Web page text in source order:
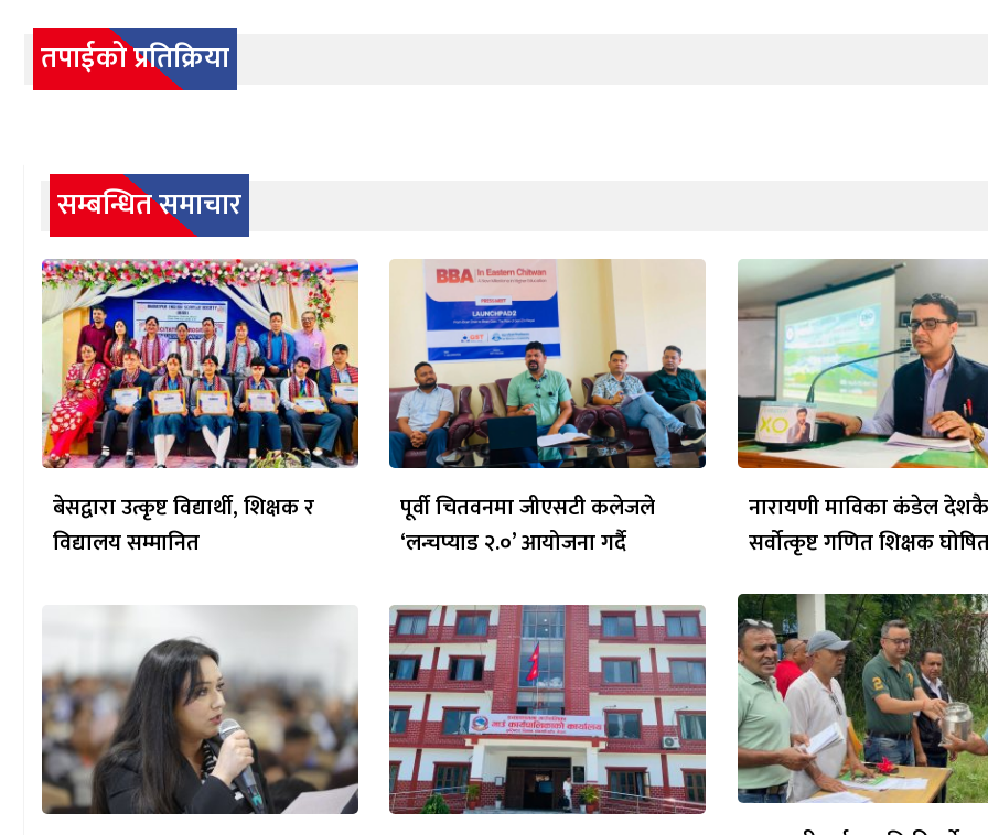
तपाईको प्रतिक्रिया
सम्बन्धित समाचार
बेसद्वारा उत्कृष्ट विद्यार्थी, शिक्षक र
विद्यालय सम्मानित
पूर्वी चितवनमा जीएसटी कलेजले
‘लन्चप्याड २.०’ आयोजना गर्दै
नारायणी माविका कंडेल देशकै
सर्वोत्कृष्ट गणित शिक्षक